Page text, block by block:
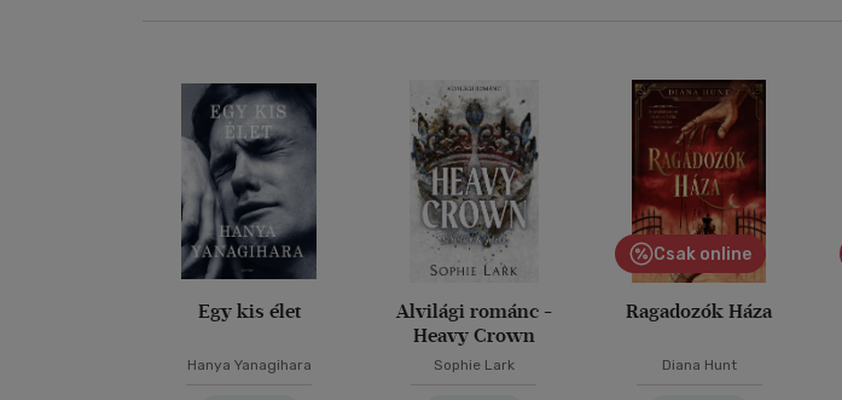
Egy kis élet
Hanya Yanagihara
Alvilági románc -
Heavy Crown
Sophie Lark
Csak online
Ragadozók Háza
Diana Hunt